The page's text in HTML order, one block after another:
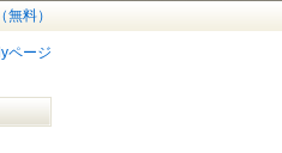
料）
ページ